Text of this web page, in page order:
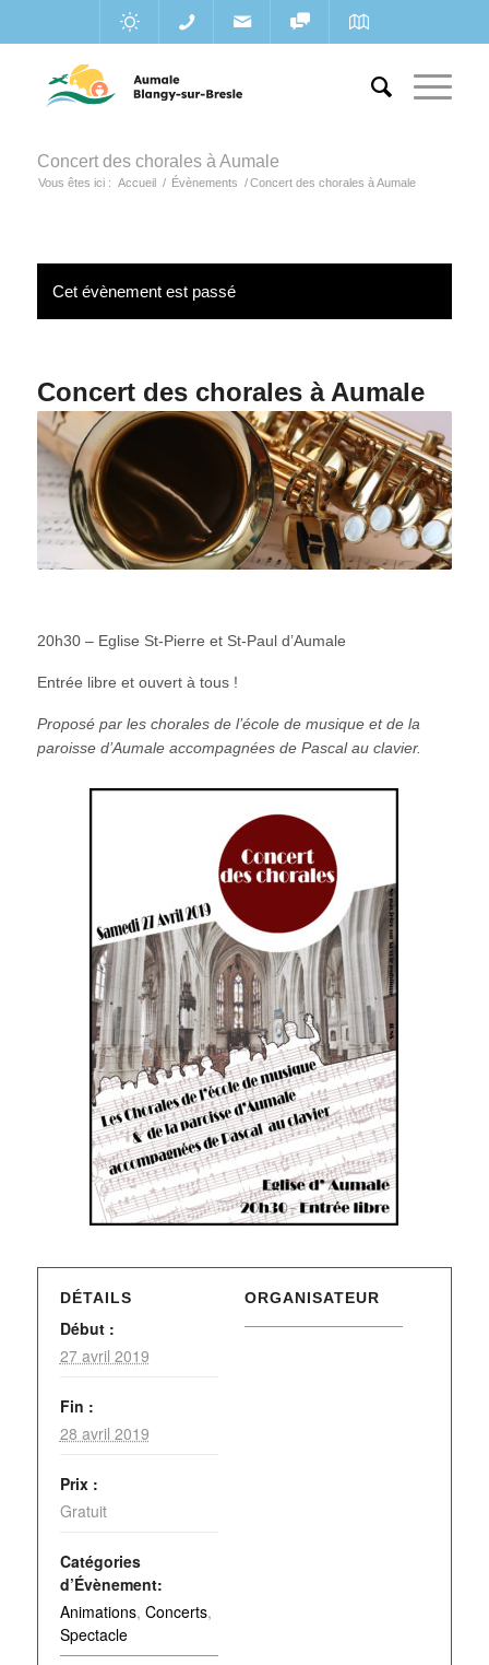
Concert des chorales à Aumale
Vous êtes ici : Accueil / Évènements / Concert des chorales à Aumale
Cet évènement est passé
Concert des chorales à Aumale
20h30 – Eglise St-Pierre et St-Paul d’Aumale
Entrée libre et ouvert à tous !
Proposé par les chorales de l’école de musique et de la
paroisse d’Aumale accompagnées de Pascal au clavier.
DÉTAILS
Début :
27 avril 2019
Fin :
28 avril 2019
Prix :
Gratuit
Catégories
d’Évènement:
Animations, Concerts,
Spectacle
ORGANISATEUR